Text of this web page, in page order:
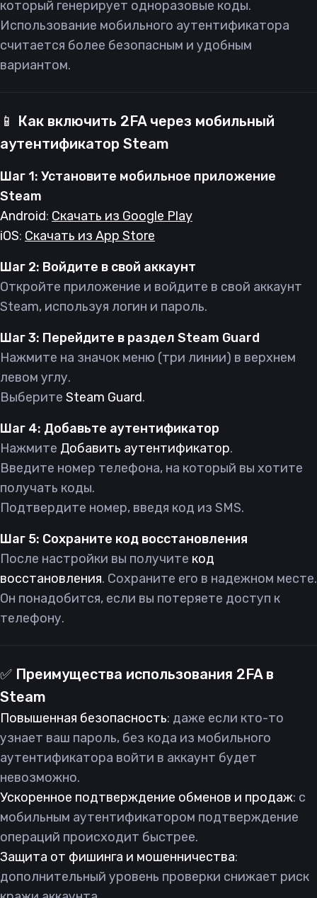
который генерирует одноразовые коды.
Использование мобильного аутентификатора
считается более безопасным и удобным
вариантом.
📱 Как включить 2FA через мобильный
аутентификатор Steam
Шаг 1: Установите мобильное приложение
Steam
Android: Скачать из Google Play
iOS: Скачать из App Store
Шаг 2: Войдите в свой аккаунт
Откройте приложение и войдите в свой аккаунт
Steam, используя логин и пароль.
Шаг 3: Перейдите в раздел Steam Guard
Нажмите на значок меню (три линии) в верхнем
левом углу.
Выберите Steam Guard.
Шаг 4: Добавьте аутентификатор
Нажмите Добавить аутентификатор.
Введите номер телефона, на который вы хотите
получать коды.
Подтвердите номер, введя код из SMS.
Шаг 5: Сохраните код восстановления
После настройки вы получите код
восстановления. Сохраните его в надежном месте.
Он понадобится, если вы потеряете доступ к
телефону.
✅ Преимущества использования 2FA в
Steam
Повышенная безопасность: даже если кто-то
узнает ваш пароль, без кода из мобильного
аутентификатора войти в аккаунт будет
невозможно.
Ускоренное подтверждение обменов и продаж: с
мобильным аутентификатором подтверждение
операций происходит быстрее.
Защита от фишинга и мошенничества:
дополнительный уровень проверки снижает риск